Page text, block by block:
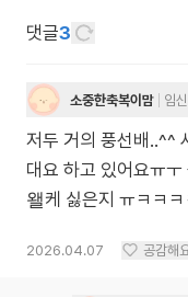
댓글3
소중한축복이맘 임
저두 거의 풍선배..^^
대요 하고 있어요ㅠㅜ
왤케 싫은지 ㅠㅋㅋㅋ
2026.04.07 공감해